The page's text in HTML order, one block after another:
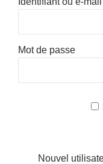
Mot de passe
Nouvel